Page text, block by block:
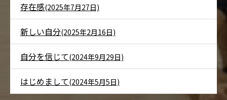
存在感(2025年7月27日)
新しい自分(2025年2月16日)
自分を信じて(2024年9月29日)
はじめまして(2024年5月5日)